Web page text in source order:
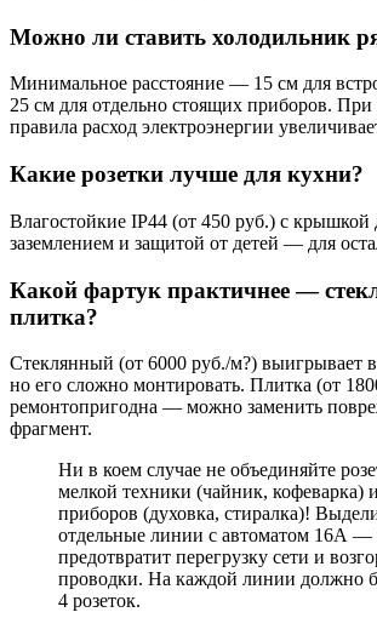
Можно ли ставить холодильник
Минимальное расстояние — 15 см для
25 см для отдельно стоящих приборов.
правила расход электроэнергии
Какие розетки лучше для кухни?
Влагостойкие IP44 (от 450 руб.) с
заземлением и защитой от детей — для
Какой фартук практичнее —
плитка?
Стеклянный (от 6000 руб./м?) выигрывает
но его сложно монтировать. Плитка (от
ремонтопригодна — можно заменить
фрагмент.
Ни в коем случае не объединяйте
мелкой техники (чайник, кофеварка)
приборов (духовка, стиралка)!
отдельные линии с автоматом 16А —
предотвратит перегрузку сети и
проводки. На каждой линии должно
4 розеток.